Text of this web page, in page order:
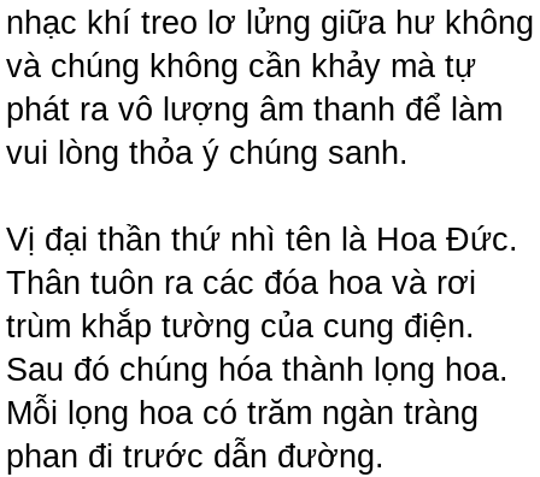
nhạc khí treo lơ lửng giữa hư không
và chúng không cần khảy mà tự
phát ra vô lượng âm thanh để làm
vui lòng thỏa ý chúng sanh.
Vị đại thần thứ nhì tên là Hoa Đức.
Thân tuôn ra các đóa hoa và rơi
trùm khắp tường của cung điện.
Sau đó chúng hóa thành lọng hoa.
Mỗi lọng hoa có trăm ngàn tràng
phan đi trước dẫn đường.